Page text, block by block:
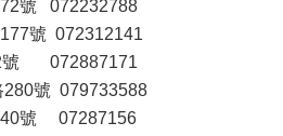
號 072232788
號 072312141
號 072887171
號 079733588
40號 07287156